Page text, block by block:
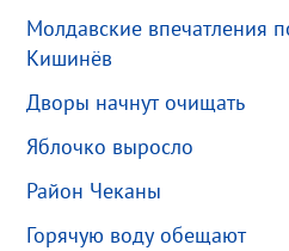
Молдавские впечатления
Кишинёв
Дворы начнут очищать
Яблочко выросло
Район Чеканы
Горячую воду обещают